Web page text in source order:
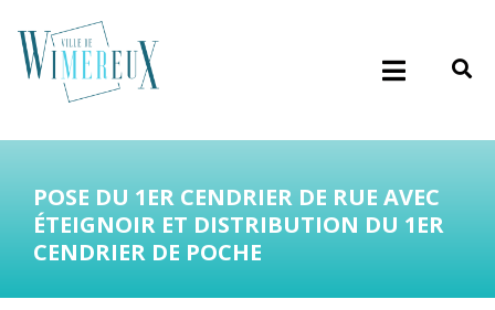
POSE DU 1ER CENDRIER DE RUE AVEC
ÉTEIGNOIR ET DISTRIBUTION DU 1ER
CENDRIER DE POCHE